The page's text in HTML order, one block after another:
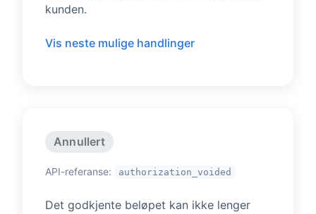
kunden.
Vis neste mulige handlinger
Annullert
API-referanse: authorization_voided
Det godkjente beløpet kan ikke lenger